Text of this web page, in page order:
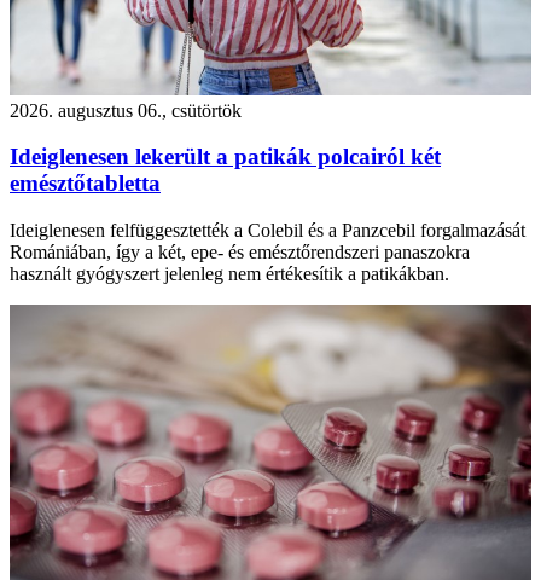
2026. augusztus 06., csütörtök
Ideiglenesen lekerült a patikák polcairól két
emésztőtabletta
Ideiglenesen felfüggesztették a Colebil és a Panzcebil forgalmazását
Romániában, így a két, epe- és emésztőrendszeri panaszokra
használt gyógyszert jelenleg nem értékesítik a patikákban.